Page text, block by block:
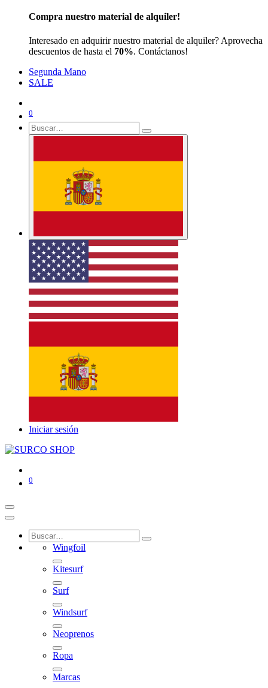
Compra nuestro material de alquiler!
Interesado en adquirir nuestro material de alquiler? Aprovecha
descuentos de hasta el 70%. Contáctanos!
Segunda Mano
SALE
0
Iniciar sesión
0
Wingfoil
Kitesurf
Surf
Windsurf
Neoprenos
Ropa
Marcas